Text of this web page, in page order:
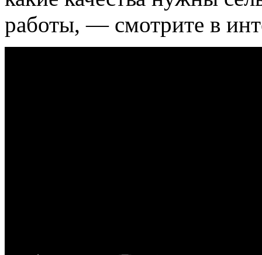
работы, — смотрите в